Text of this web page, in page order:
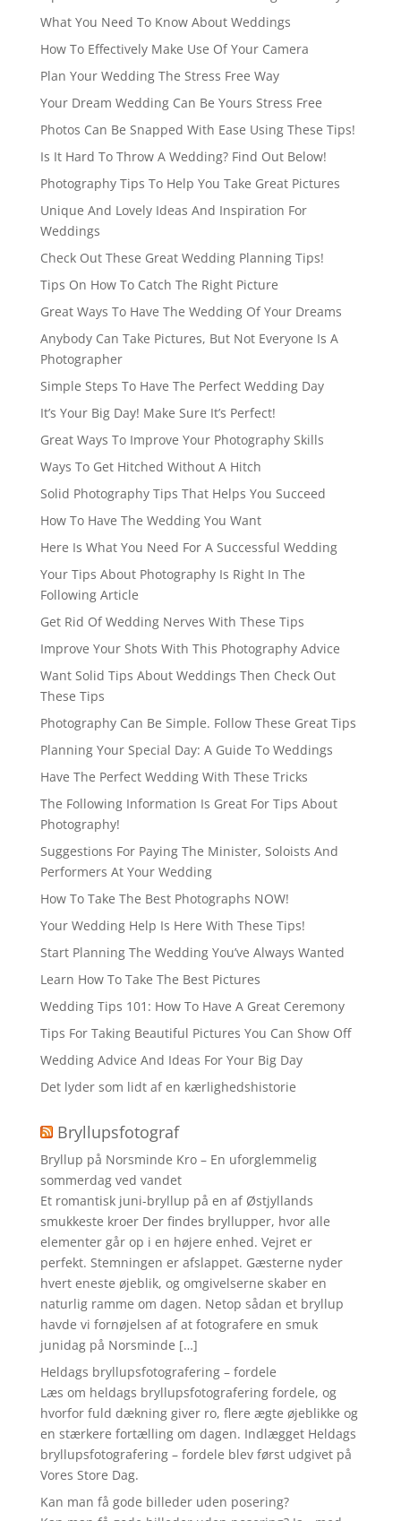
What You Need To Know About Weddings
How To Effectively Make Use Of Your Camera
Plan Your Wedding The Stress Free Way
Your Dream Wedding Can Be Yours Stress Free
Photos Can Be Snapped With Ease Using These Tips!
Is It Hard To Throw A Wedding? Find Out Below!
Photography Tips To Help You Take Great Pictures
Unique And Lovely Ideas And Inspiration For
Weddings
Check Out These Great Wedding Planning Tips!
Tips On How To Catch The Right Picture
Great Ways To Have The Wedding Of Your Dreams
Anybody Can Take Pictures, But Not Everyone Is A
Photographer
Simple Steps To Have The Perfect Wedding Day
It’s Your Big Day! Make Sure It’s Perfect!
Great Ways To Improve Your Photography Skills
Ways To Get Hitched Without A Hitch
Solid Photography Tips That Helps You Succeed
How To Have The Wedding You Want
Here Is What You Need For A Successful Wedding
Your Tips About Photography Is Right In The
Following Article
Get Rid Of Wedding Nerves With These Tips
Improve Your Shots With This Photography Advice
Want Solid Tips About Weddings Then Check Out
These Tips
Photography Can Be Simple. Follow These Great Tips
Planning Your Special Day: A Guide To Weddings
Have The Perfect Wedding With These Tricks
The Following Information Is Great For Tips About
Photography!
Suggestions For Paying The Minister, Soloists And
Performers At Your Wedding
How To Take The Best Photographs NOW!
Your Wedding Help Is Here With These Tips!
Start Planning The Wedding You’ve Always Wanted
Learn How To Take The Best Pictures
Wedding Tips 101: How To Have A Great Ceremony
Tips For Taking Beautiful Pictures You Can Show Off
Wedding Advice And Ideas For Your Big Day
Det lyder som lidt af en kærlighedshistorie
Bryllupsfotograf
Bryllup på Norsminde Kro – En uforglemmelig
sommerdag ved vandet
Et romantisk juni-bryllup på en af Østjyllands
smukkeste kroer Der findes bryllupper, hvor alle
elementer går op i en højere enhed. Vejret er
perfekt. Stemningen er afslappet. Gæsterne nyder
hvert eneste øjeblik, og omgivelserne skaber en
naturlig ramme om dagen. Netop sådan et bryllup
havde vi fornøjelsen af at fotografere en smuk
junidag på Norsminde […]
Heldags bryllupsfotografering – fordele
Læs om heldags bryllupsfotografering fordele, og
hvorfor fuld dækning giver ro, flere ægte øjeblikke og
en stærkere fortælling om dagen. Indlægget Heldags
bryllupsfotografering – fordele blev først udgivet på
Vores Store Dag.
Kan man få gode billeder uden posering?